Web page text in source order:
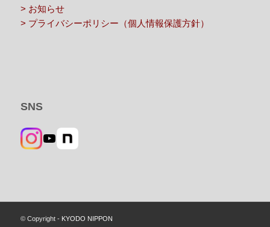
> お知らせ
> プライバシーポリシー（個人情報保護方針）
SNS
YouTube
© Copyright - KYODO NIPPON